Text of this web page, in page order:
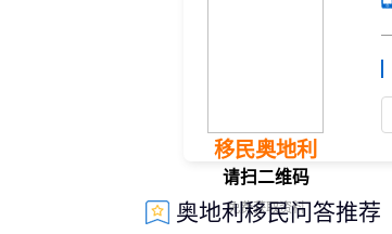
移民奥地利
请扫二维码
免费获取资料
奥地利移民问答推荐